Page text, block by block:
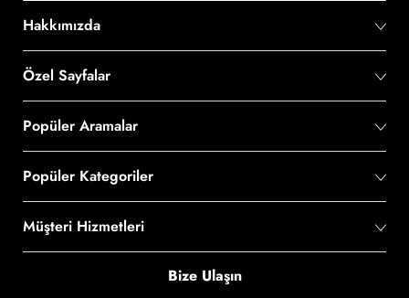
Hakkımızda
Özel Sayfalar
Popüler Aramalar
Popüler Kategoriler
Müşteri Hizmetleri
Bize Ulaşın